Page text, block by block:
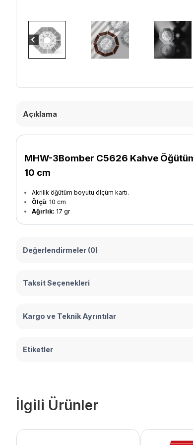
Açıklama
MHW-3Bomber C5626 Kahve
10 cm
Akrilik öğütüm boyutu ölçüm kartı.
Ölçü: 10 cm
Ağırlık: 17 gr
Değerlendirmeler (0)
Taksit Seçenekleri
Kargo ve Teknik Ayrıntılar
Etiketler
İlgili Ürünler